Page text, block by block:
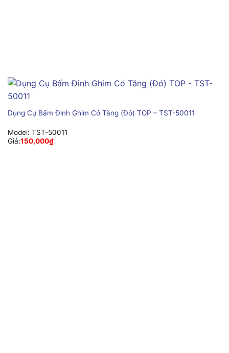
Dụng Cụ Bấm Đinh Ghim Có Tăng (Đỏ) TOP – TST-50011
Model: TST-50011
Giá:150,000₫